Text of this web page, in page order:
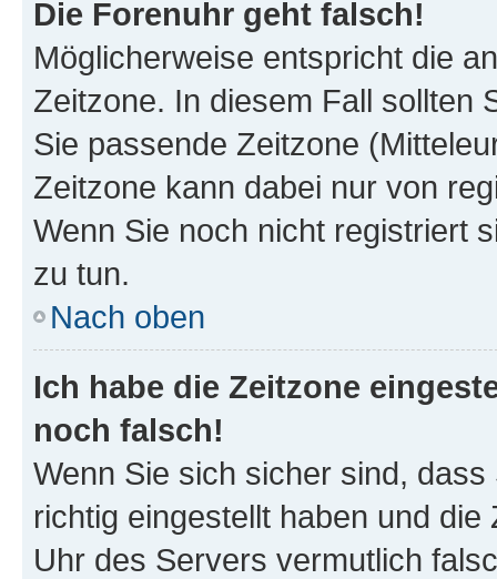
Die Forenuhr geht falsch!
Möglicherweise entspricht die
Zeitzone. In diesem Fall sollten
Sie passende Zeitzone
Zeitzone kann dabei nur von
Wenn Sie noch nicht registriert
zu tun.
Nach oben
Ich habe die Zeitzone
noch falsch!
Wenn Sie sich sicher sind,
richtig eingestellt haben und
Uhr des Servers vermutlich